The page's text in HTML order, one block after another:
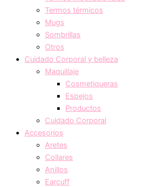
Termos térmicos
Mugs
Sombrillas
Otros
Cuidado Corporal y belleza
Maquillaje
Cosmetiqueras
Espejos
Productos
Cuidado Corporal
Accesorios
Aretes
Collares
Anillos
Earcuff